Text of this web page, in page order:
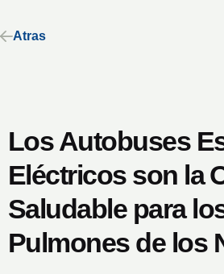
Atras
Los Autobuses
Eléctricos son la
Saludable para
Pulmones de los